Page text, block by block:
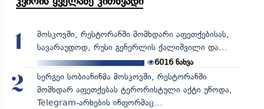
1
მოსკოვში, რესტორანში მომხდარი აფეთქებისას,
სავარაუდოდ, რუსი გენერლის ქალიშვილი და...
6016ნახვა
2
სერგეი სობიანინმა მოსკოვში, რესტორანში
მომხდარ აფეთქებას ტერორისტული აქტი უწოდა,
Telegram-არხების ინფორმაც...